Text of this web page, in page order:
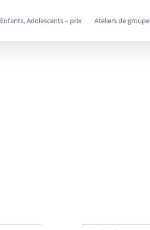
Enfants, Adolescents – prix Ateliers de groupe